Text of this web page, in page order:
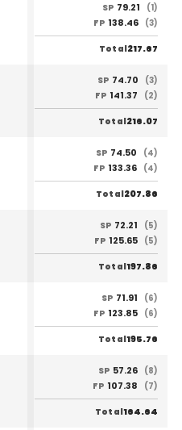
SP 79.21
(1)
FP 138.46 (3)
Total217.67
SP 74.70
(3)
FP 141.37 (2)
Total216.07
SP 74.50
(4)
FP 133.36 (4)
Total207.86
SP 72.21
(5)
FP 125.65 (5)
Total197.86
SP 71.91
(6)
FP 123.85 (6)
Total195.76
SP 57.26 (8)
FP 107.38 (7)
Total164.64